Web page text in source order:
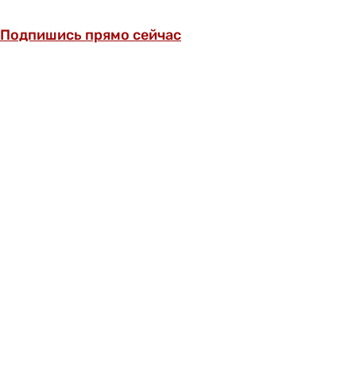
Подпишись прямо сейчас